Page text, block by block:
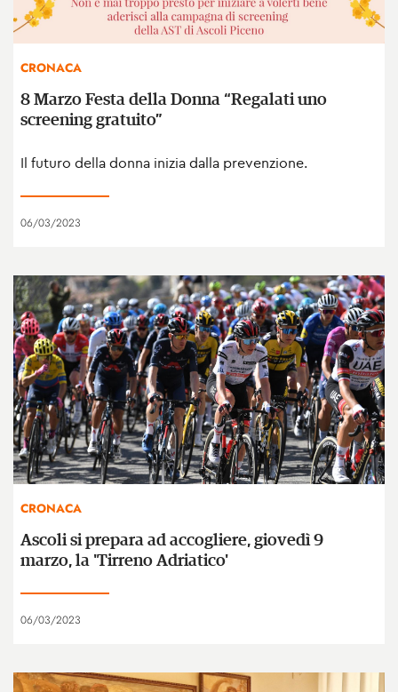
CRONACA
8 Marzo Festa della Donna “Regalati uno
screening gratuito”
Il futuro della donna inizia dalla prevenzione.
06/03/2023
CRONACA
Ascoli si prepara ad accogliere, giovedì 9
marzo, la 'Tirreno Adriatico'
06/03/2023